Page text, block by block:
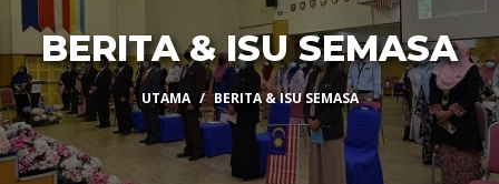
BERITA & ISU SEMASA
UTAMA BERITA & ISU SEMASA